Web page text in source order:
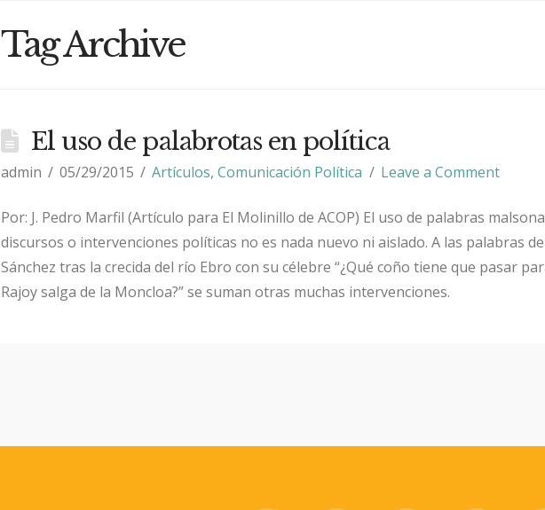
Tag Archive
El uso de palabrotas en política
admin 05/29/2015 Artículos,Comunicación Política Leave a Comment
Por: J. Pedro Marfil (Artículo para El Molinillo de ACOP) El uso de palabras
discursos o intervenciones políticas no es nada nuevo ni aislado. A las palabras
Sánchez tras la crecida del río Ebro con su célebre “¿Qué coño tiene que pasar
Rajoy salga de la Moncloa?” se suman otras muchas intervenciones.